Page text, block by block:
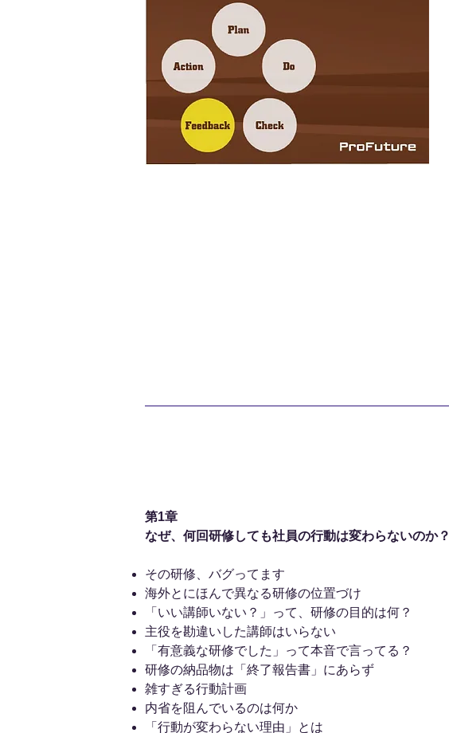
第1章
なぜ、何回研修しても社員の行動は変わらないのか？
その研修、バグってます
海外とにほんで異なる研修の位置づけ
「いい講師いない？」って、研修の目的は何？
主役を勘違いした講師はいらない
「有意義な研修でした」って本音で言ってる？
研修の納品物は「終了報告書」にあらず
雑すぎる行動計画
内省を阻んでいるのは何か
「行動が変わらない理由」とは